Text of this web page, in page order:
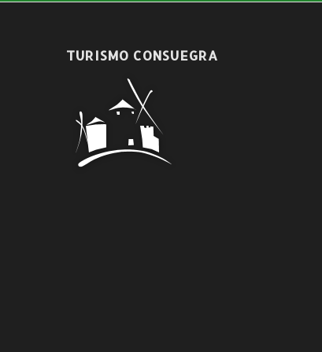
TURISMO CONSUEGRA